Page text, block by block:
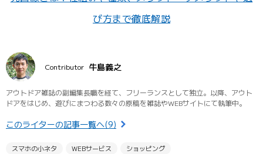
び方まで徹底解説
Contributor 牛島義之
アウトドア雑誌の副編集長職を経て、フリーランスとして独立。以降、アウト
ドアをはじめ、遊びにまつわる数々の原稿を雑誌やWEBサイトにて執筆中。
このライターの記事一覧へ(9)
スマホの小ネタ WEBサービス ショッピング